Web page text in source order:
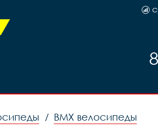
70mm 2 пары Тайвань, код
/ BMX велосипеды